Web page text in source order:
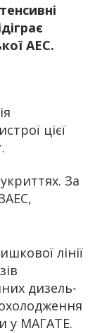
АЕС.
цієї
За
лінії
дизель-
у МАГАТЕ.